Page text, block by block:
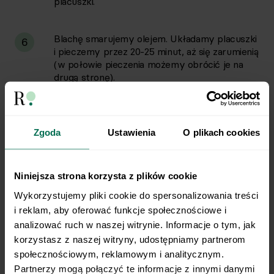
Zgoda Ustawienia O plikach cookies
Niniejsza strona korzysta z plików cookie
Wykorzystujemy pliki cookie do spersonalizowania treści
i reklam, aby oferować funkcje społecznościowe i
analizować ruch w naszej witrynie. Informacje o tym, jak
korzystasz z naszej witryny, udostępniamy partnerom
społecznościowym, reklamowym i analitycznym.
Partnerzy mogą połączyć te informacje z innymi danymi
6
Blachę smarujemy olejem. Układamy placuszki
i pieczemy przez 20-25 minut, aż się zarumienią
(w połowie pieczenia możemy obrócić je na
drugą stronę).
posiekanym koperkiem.
9 Podanie:
10 Gotowe placuszki podajemy z twarożkiem.